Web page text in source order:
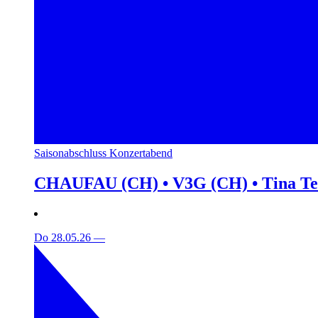
Saisonabschluss Konzertabend
CHAUFAU (CH) • V3G (CH) • Tina
Do 28.05.26 —